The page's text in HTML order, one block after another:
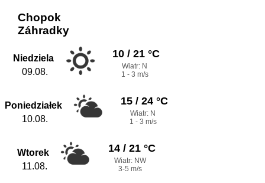
Chopok
Záhradky
Niedziela
09.08.
10 / 21 °C
Wiatr: N
1 - 3 m/s
Poniedziałek
10.08.
15 / 24 °C
Wiatr: N
1 - 3 m/s
Wtorek
11.08.
14 / 21 °C
Wiatr: NW
3-5 m/s